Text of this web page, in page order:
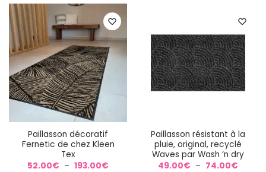
Paillasson décoratif
Fernetic de chez Kleen
Tex
52.00€ – 193.00€
Paillasson résistant à la
pluie, original, recyclé
Waves par Wash ‘n dry
49.00€ – 74.00€